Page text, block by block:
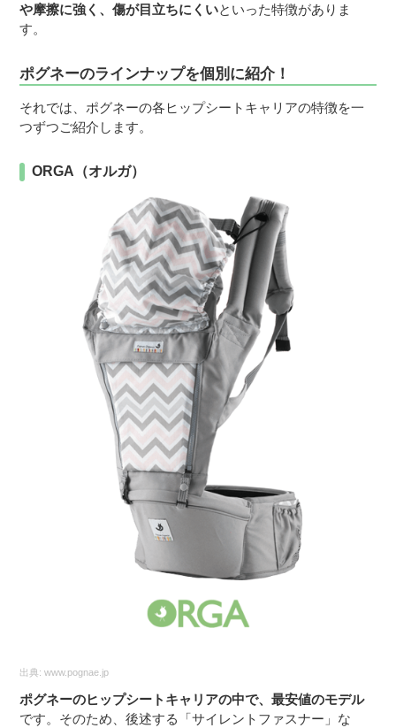
や摩擦に強く、傷が目立ちにくいといった特徴がありま
す。
ポグネーのラインナップを個別に紹介！
それでは、ポグネーの各ヒップシートキャリアの特徴を一
つずつご紹介します。
ORGA（オルガ）
出典:www.pognae.jp
ポグネーのヒップシートキャリアの中で、最安値のモデル
です。そのため、後述する「サイレントファスナー」な